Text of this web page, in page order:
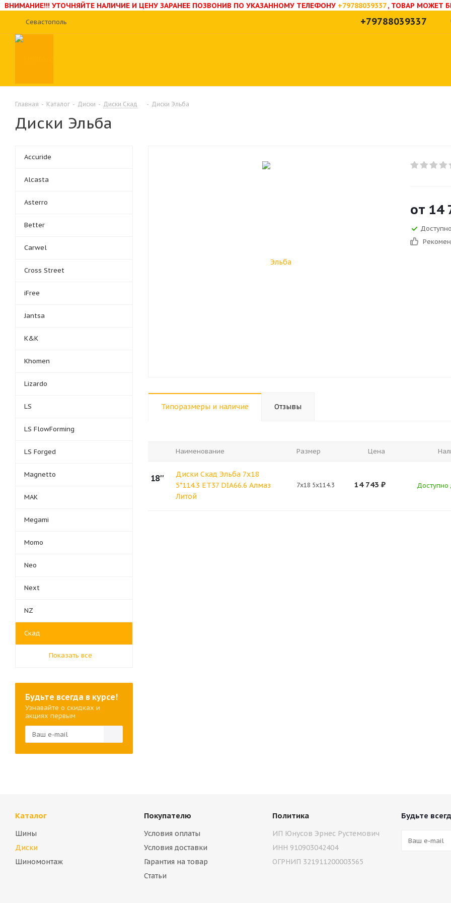
ВНИМАНИЕ!!! УТОЧНЯЙТЕ НАЛИЧИЕ И ЦЕНУ ЗАРАНЕЕ ПОЗВОНИВ ПО УКАЗАННОМУ ТЕЛЕФОНУ +79788039337, ТОВАР МОЖЕТ
Севастополь +79788039337
Главная - Каталог - Диски - Диски Скад - Диски Эльба
Диски Эльба
от 14
Типоразмеры и наличие Отзывы
Наименование Размер Цена
18''
Диски Скад Эльба 7x18
5*114.3 ET37 DIA66.6 Алмаз
Литой
7x18 5x114.3 14 743 ₽ Доступно
Accuride
Alcasta
Asterro
Better
Carwel
Cross Street
iFree
Jantsa
K&K
Khomen
Lizardo
LS
LS FlowForming
LS Forged
Magnetto
MAK
Megami
Momo
Neo
Next
NZ
Скад
Показать все
Будьте всегда в курсе!
Узнавайте о скидках и
акциях первым
Каталог
Шины
Диски
Шиномонтаж
Покупателю
Условия оплаты
Условия доставки
Гарантия на товар
Статьи
Политика
ИП Юнусов Эрнес Рустемович
ИНН 910903042404
ОГРНИП 321911200003565
Будьте